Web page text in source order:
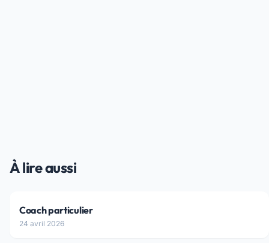
À lire aussi
Coach particulier
24 avril 2026